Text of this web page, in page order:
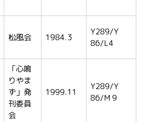
松風会 1984.3
Y289/Y
86/L4
「心鳴
りやま
ず」発
刊委員
会
1999.11
Y289/Y
86/M 9